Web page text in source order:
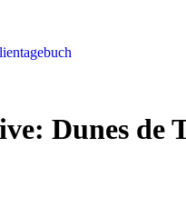
Dunes de